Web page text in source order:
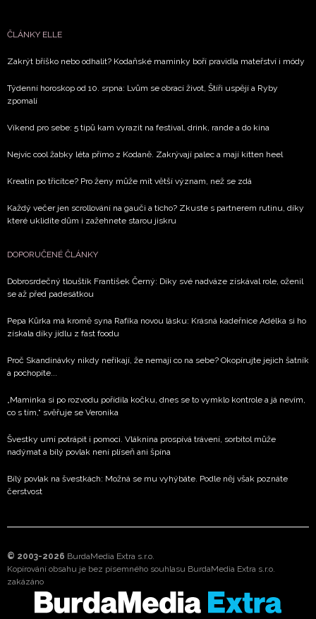
informace od našich partnerů? Pokud souhlasíte se
zpracováním údajů k tomuto účelu podle
soukromí BurdaMedia Extra s.r.o.
, zaškrtněte toto pole.
ČLÁNKY ELLE
Zakrýt bříško nebo odhalit? Kodaňské maminky boří pravidla mateřství i módy
Týdenní horoskop od 10. srpna: Lvům se obrací život, Štíři uspějí a Ryby
zpomalí
Víkend pro sebe: 5 tipů kam vyrazit na festival, drink, rande a do kina
Nejvíc cool žabky léta přímo z Kodaně. Zakrývají palec a mají kitten heel
Kreatin po třicítce? Pro ženy může mít větší význam, než se zdá
Každý večer jen scrollování na gauči a ticho? Zkuste s partnerem rutinu, díky
které uklidíte dům i zažehnete starou jiskru
DOPORUČENÉ ČLÁNKY
Dobrosrdečný tlouštík František Černý: Díky své nadváze získával role, oženil
se až před padesátkou
Pepa Kůrka má kromě syna Rafíka novou lásku: Krásná kadeřnice Adélka si ho
získala díky jídlu z fast foodu
Proč Skandinávky nikdy neříkají, že nemají co na sebe? Okopírujte jejich šatník
a pochopíte...
„Maminka si po rozvodu pořídila kočku, dnes se to vymklo kontrole a já nevím,
co s tím,“ svěřuje se Veronika
Švestky umí potrápit i pomoci. Vláknina prospívá trávení, sorbitol může
nadýmat a bílý povlak není plíseň ani špína
Bílý povlak na švestkách: Možná se mu vyhýbáte. Podle něj však poznáte
čerstvost
© 2003-2026 BurdaMedia Extra s.r.o.
Kopírování obsahu je bez písemného souhlasu BurdaMedia Extra s.r.o.
zakázáno